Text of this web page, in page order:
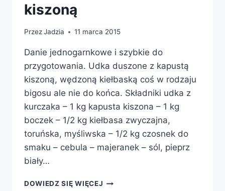
kiszoną
PrzezJadzia 11 marca 2015
Danie jednogarnkowe i szybkie do
przygotowania. Udka duszone z kapustą
kiszoną, wędzoną kiełbaską coś w rodzaju
bigosu ale nie do końca. Składniki udka z
kurczaka – 1 kg kapusta kiszona – 1 kg
boczek – 1/2 kg kiełbasa zwyczajna,
toruńska, myśliwska – 1/2 kg czosnek do
smaku – cebula – majeranek – sól, pieprz
biały…
DOWIEDZ SIĘ WIĘCEJ UDKA